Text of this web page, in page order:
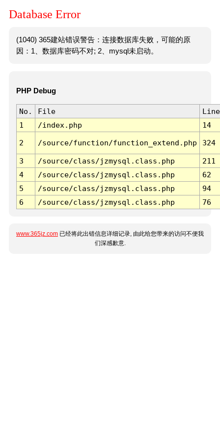
Database Error
(1040) 365建站错误警告：连接数据库失败，可能的原
因：1、数据库密码不对; 2、mysql未启动。
PHP Debug
No. File
Line
1
/index.php 14
2 /source/function/function_extend.php 324
3 /source/class/jzmysql.class.php
211
4
/source/class/jzmysql.class.php
62
5
/source/class/jzmysql.class.php
94
6
/source/class/jzmysql.class.php 76
www.365jz.com 已经将此出错信息详细记录, 由此给您带来的访问不便我
们深感歉意.